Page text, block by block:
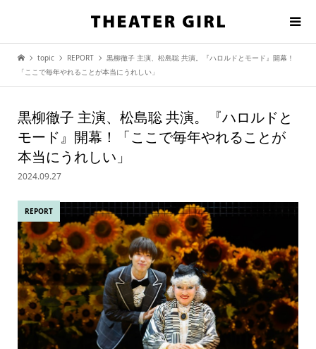
topic REPORT
黒柳徹子 主演、松島聡 共演。『ハロルドとモード』開幕！
「ここで毎年やれることが本当にうれしい」
黒柳徹子 主演、松島聡 共演。『ハロルドと
モード』開幕！「ここで毎年やれることが
本当にうれしい」
2024.09.27
REPORT